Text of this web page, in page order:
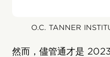
O.C. TANNER
然而，儘管通才是